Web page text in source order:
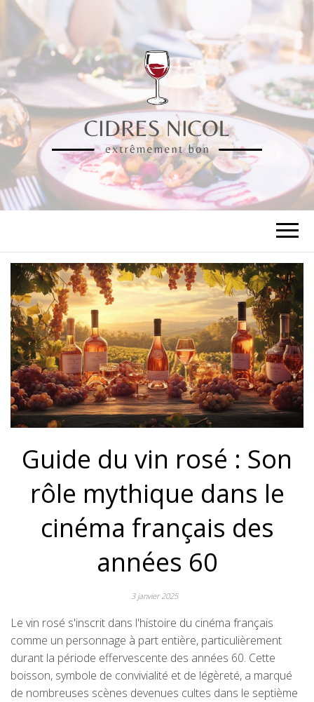
CIDRES NICOL
Guide du vin rosé : Son
rôle mythique dans le
cinéma français des
années 60
3 janvier 2025
Le vin rosé s'inscrit dans l'histoire du cinéma français
comme un personnage à part entière, particulièrement
durant la période effervescente des années 60. Cette
boisson, symbole de convivialité et de légèreté, a marqué
de nombreuses scènes devenues cultes dans le septième